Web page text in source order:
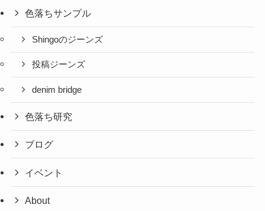
色落ちサンプル
Shingoのジーンズ
投稿ジーンズ
denim bridge
色落ち研究
ブログ
イベント
About